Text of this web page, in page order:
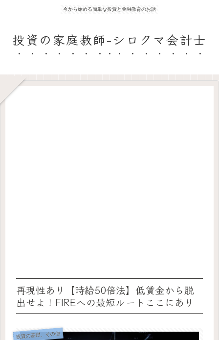
今から始める簡単な投資と金融教育のお話
投資の家庭教師-シロクマ会計士
再現性あり【時給50倍法】低賃金から脱
出せよ！FIREへの最短ルートここにあり
投資の基礎、その他